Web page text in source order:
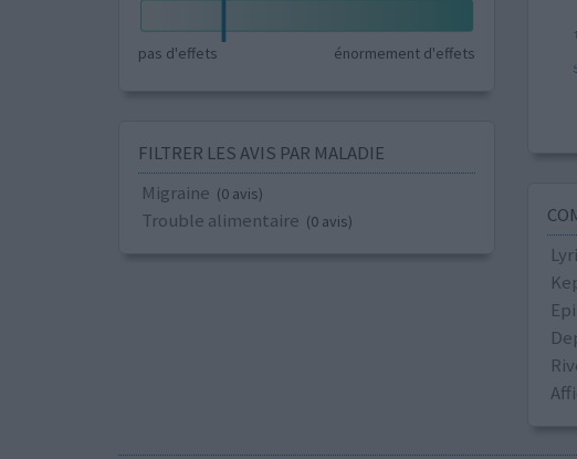
pas d'effets énormement d'effets
FILTRER LES AVIS PAR MALADIE
Migraine (0 avis)
Trouble alimentaire (0 avis)